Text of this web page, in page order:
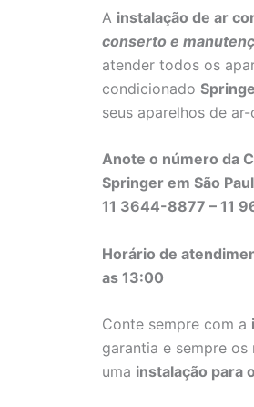
A instalação de ar
conserto e
atender todos os
condicionado
seus aparelhos de
Anote o número da
Springer em São
11 3644-8877 – 11
Horário de
as 13:00
Conte sempre com a
garantia e sempre os
uma instalação para